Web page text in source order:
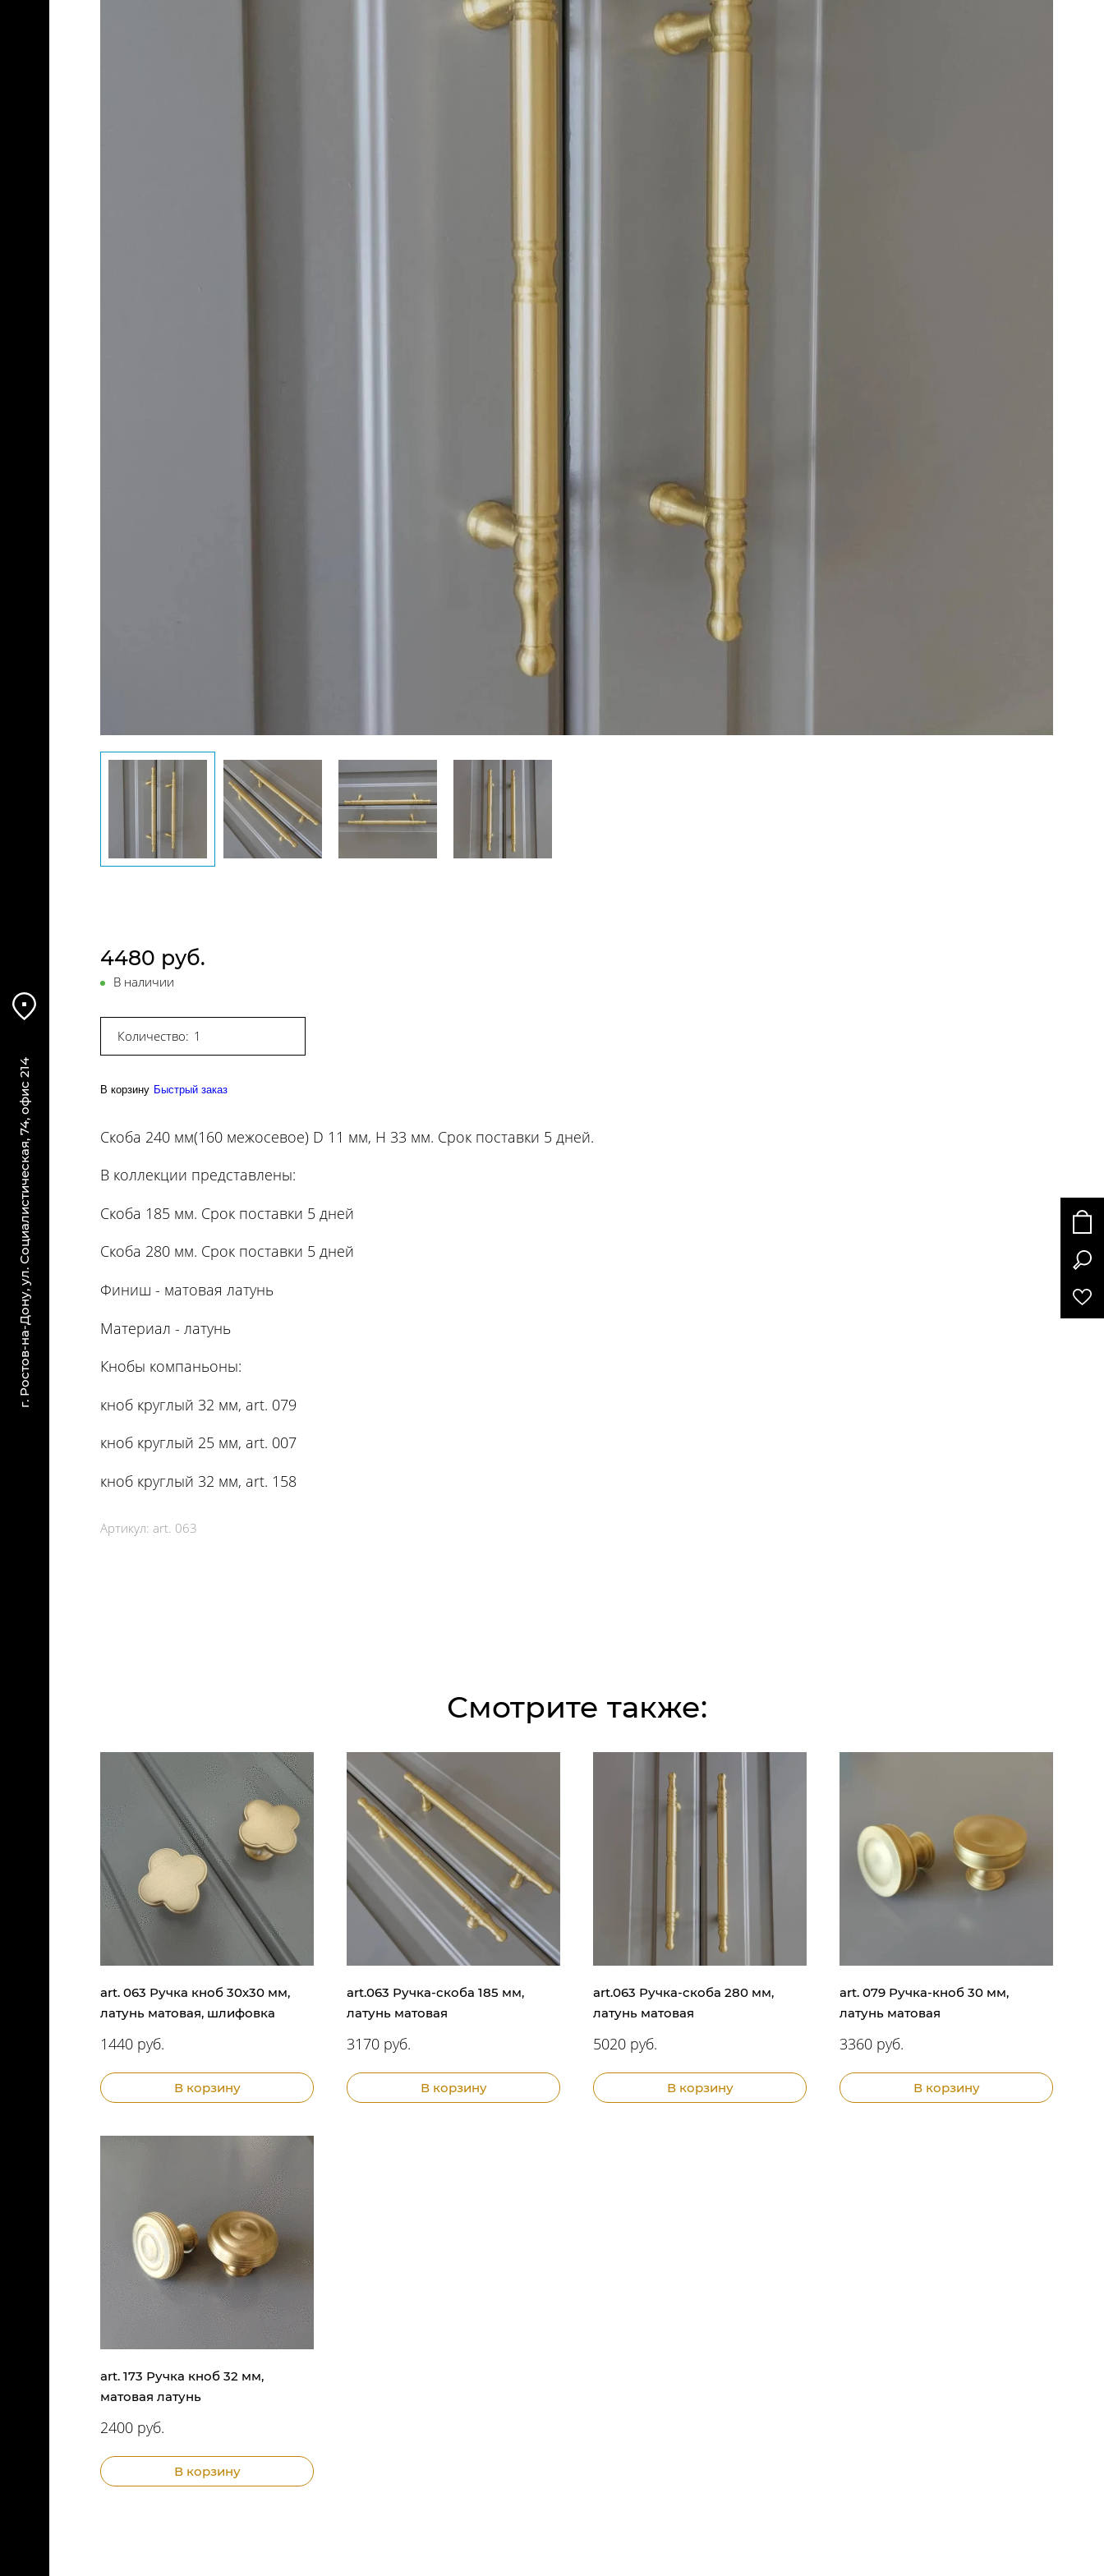
г. Ростов-на-Дону, ул. Социалистическая, 74, офис 214
4480 руб.
В наличии
Количество:
В корзину Быстрый заказ
Скоба 240 мм(160 межосевое) D 11 мм, H 33 мм. Срок поставки 5 дней.
В коллекции представлены:
Скоба 185 мм. Срок поставки 5 дней
Скоба 280 мм. Срок поставки 5 дней
Финиш - матовая латунь
Материал - латунь
Кнобы компаньоны:
кноб круглый 32 мм, art. 079
кноб круглый 25 мм, art. 007
кноб круглый 32 мм, art. 158
Артикул: art. 063
Смотрите также:
art. 063 Ручка кноб 30х30 мм,
латунь матовая, шлифовка
1440 руб.
В корзину
art.063 Ручка-скоба 185 мм,
латунь матовая
3170 руб.
В корзину
art.063 Ручка-скоба 280 мм,
латунь матовая
5020 руб.
В корзину
art. 079 Ручка-кноб 30 мм,
латунь матовая
3360 руб.
В корзину
art. 173 Ручка кноб 32 мм,
матовая латунь
2400 руб.
В корзину